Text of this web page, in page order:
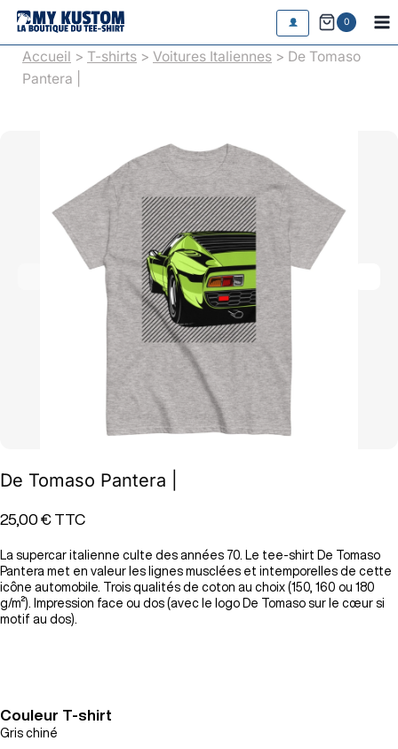
Aller
contenu
0
Accueil > T-shirts > Voitures Italiennes > De Tomaso
Pantera |
De Tomaso Pantera |
25,00 € TTC
La supercar italienne culte des années 70. Le tee-shirt De Tomaso
Pantera met en valeur les lignes musclées et intemporelles de cette
icône automobile. Trois qualités de coton au choix (150, 160 ou 180
g/m²). Impression face ou dos (avec le logo De Tomaso sur le cœur si
motif au dos).
Couleur T-shirt
Gris chiné